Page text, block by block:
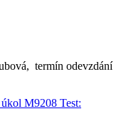
termín odevzdání
M9208 Test: